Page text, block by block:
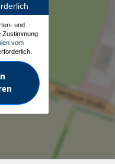
und
Zustimmung
vom